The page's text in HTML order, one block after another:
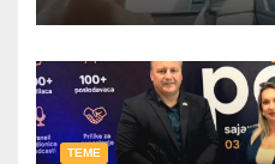
TEME